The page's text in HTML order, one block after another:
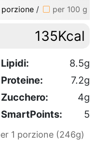
porzione / per 100 g
135Kcal
Lipidi:
8.5g
Proteine:
7.2g
Zucchero:
4g
SmartPoints: 5
1 porzione (246g)